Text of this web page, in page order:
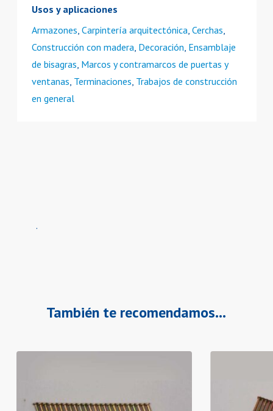
Usos y aplicaciones
Armazones, Carpintería arquitectónica, Cerchas,
Construcción con madera, Decoración, Ensamblaje
de bisagras, Marcos y contramarcos de puertas y
ventanas, Terminaciones, Trabajos de construcción
en general
.
También te recomendamos…